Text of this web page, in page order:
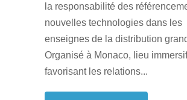
la responsabilité des
nouvelles technologies dans les
enseignes de la distribution
Organisé à Monaco, lieu immersif
favorisant les relations...